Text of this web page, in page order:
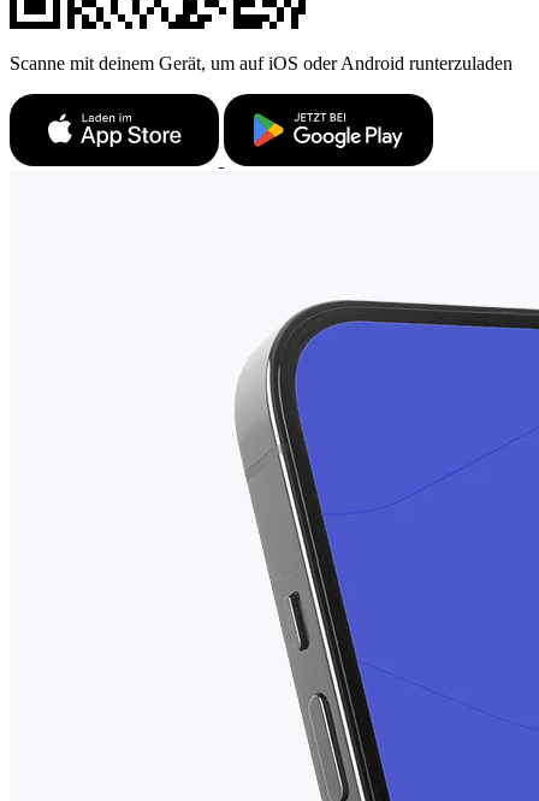
Scanne mit deinem Gerät, um auf iOS oder Android runterzuladen